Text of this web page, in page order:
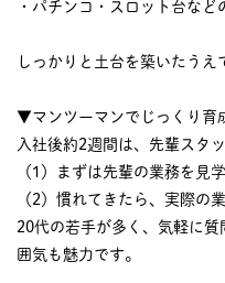
・パチンコ・スロット台な
しっかりと土台を築いたうえ
▼マンツーマンでじっくり育
入社後約2週間は、先輩スタ
（1）まずは先輩の業務を見
（2）慣れてきたら、実際の
20代の若手が多く、気軽に
囲気も魅力です。